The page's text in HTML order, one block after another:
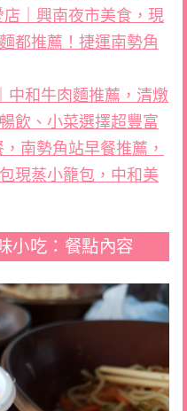
｜興南夜市美食，現
都推薦！捷運南勢角
中和牛肉麵推薦，清燉
飲、小菜選擇超豐富
南勢角站早餐推薦，
現蒸小籠包，中和美
小吃：餐點內容